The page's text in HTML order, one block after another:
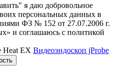
я даю добровольное
персональных данных в
ФЗ № 152 от 27.07.2006 г.
и соглашаюсь с политикой
Видеоэндоскоп jProbe